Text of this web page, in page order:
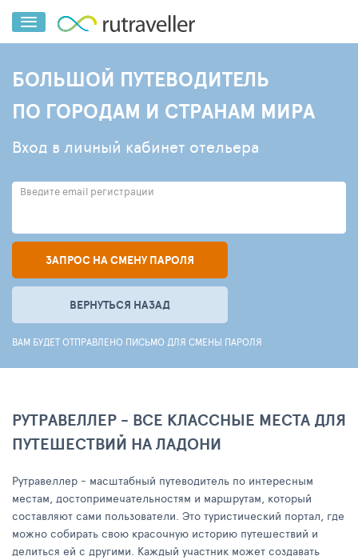
БОЛЬШОЙ ПУТЕВОДИТЕЛЬ
ПО ГОРОДАМ И СТРАНАМ МИРА
Вход в личный кабинет отельера
Введите email регистрации
ЗАПРОС НА СМЕНУ ПАРОЛЯ
ВЕРНУТЬСЯ НАЗАД
ВАМ БУДЕТ ОТПРАВЛЕНО ПИСЬМО ДЛЯ СМЕНЫ ПАРОЛЯ
РУТРАВЕЛЛЕР - ВСЕ КЛАССНЫЕ МЕСТА ДЛЯ
ПУТЕШЕСТВИЙ НА ЛАДОНИ
Рутравеллер - масштабный путеводитель по интересным
местам, достопримечательностям и маршрутам, который
составляют сами пользователи. Это туристический портал, где
можно собирать свою красочную историю путешествий и
делиться ей с другими. Каждый участник может создавать